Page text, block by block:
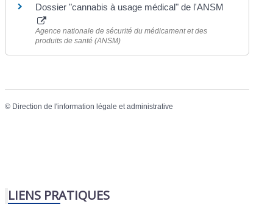
Dossier "cannabis à usage médical" de l'ANSM
Agence nationale de sécurité du médicament et des
produits de santé (ANSM)
© Direction de l'information légale et administrative
LIENS PRATIQUES